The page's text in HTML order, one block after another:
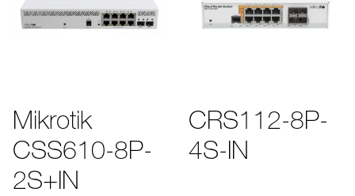
Mikrotik
CSS610-8P-
2S+IN
CRS112-8P-
4S-IN